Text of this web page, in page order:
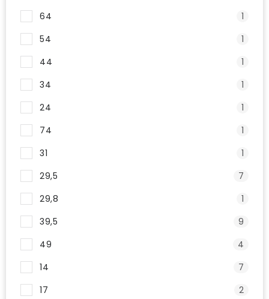
64
1
54
1
44
1
34
1
24
1
74
1
31
1
29,5
7
29,8
1
39,5
9
49
4
14
7
17
2